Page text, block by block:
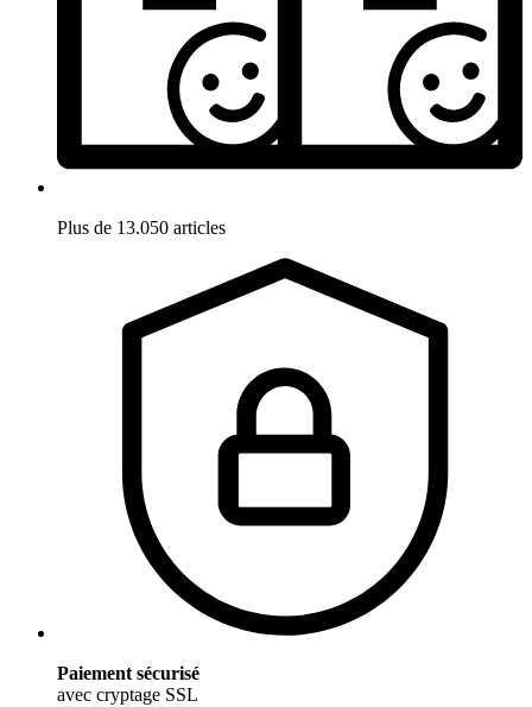
Plus de 13.050 articles
Paiement sécurisé
avec cryptage SSL